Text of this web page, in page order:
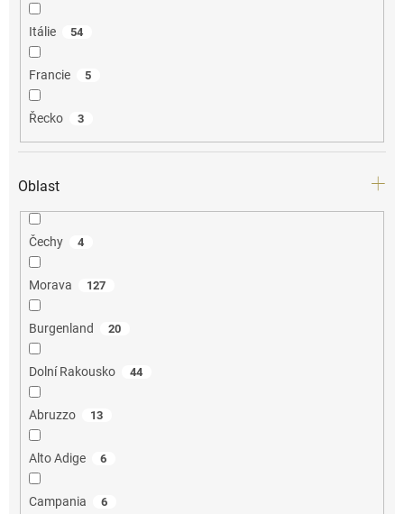
Itálie 54
Francie 5
Řecko 3
Oblast
Čechy 4
Morava 127
Burgenland 20
Dolní Rakousko 44
Abruzzo 13
Alto Adige 6
Campania 6